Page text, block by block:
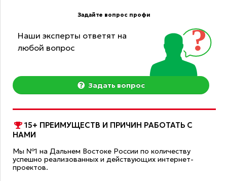
Задайте вопрос профи
Наши эксперты ответят на
любой вопрос
Задать вопрос
15+ ПРЕИМУЩЕСТВ И ПРИЧИН РАБОТАТЬ С
НАМИ
Мы №1 на Дальнем Востоке России по количеству
успешно реализованных и действующих интернет-
проектов.